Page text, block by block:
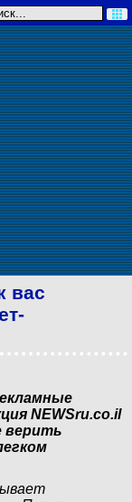
вас
NEWSru.co.il
верить